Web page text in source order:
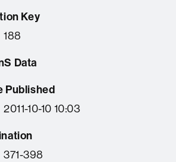
Key
188
Data
Published
2011-10-10 10:03
371-398